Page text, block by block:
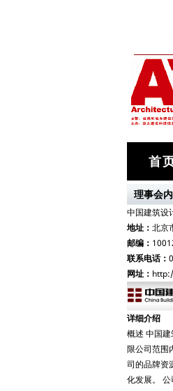
首
理事会
中国建筑设
地址： 北京
邮编：
联系电话：
网址：
详细介绍
概述 中国
限公司范围
司的品牌资
化发展。